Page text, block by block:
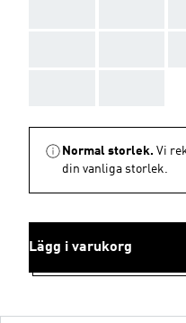
Normal storlek. Vi
din vanliga storlek.
Lägg i varukorg